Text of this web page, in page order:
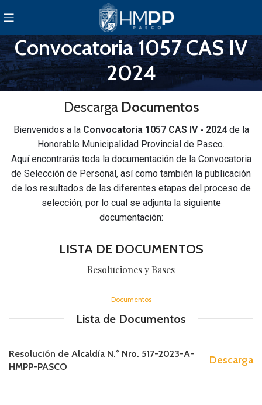
Convocatoria 1057 CAS IV
2024
Descarga Documentos
Bienvenidos a la Convocatoria 1057 CAS IV - 2024de la
Honorable Municipalidad Provincial de Pasco.
Aquí encontrarás toda la documentación de la Convocatoria
de Selección de Personal, así como también la publicación
de los resultados de las diferentes etapas del proceso de
selección, por lo cual se adjunta la siguiente
documentación:
LISTA DE DOCUMENTOS
Resoluciones y Bases
Documentos
Lista de Documentos
Resolución de Alcaldía N.° Nro. 517-2023-A-
HMPP-PASCO
Descarga